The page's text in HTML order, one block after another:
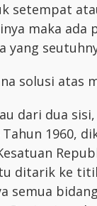
setempat
maka ada
yang
solusi atas
dari dua
Tahun 1960,
ditarik ke
semua